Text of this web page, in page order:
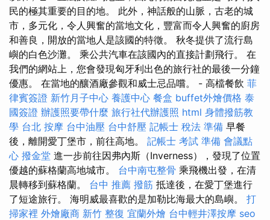
民的極其重要的目的地。 此外，神話般的山脈，古老的城
市，多元化，令人興奮的當地文化，豐富而令人興奮的廚房
和善良，開放的當地人是該國的特徵。 秋冬提供了流行島
嶼的白色沙灘。 乘公共汽車在該國內的直接計劃飛行。 在
我們的網站上，您會發現匈牙利出色的旅行社的最後一分鐘
優惠。 在當地的釀酒廠參觀和威士忌品嚐。 - 高檔餐飲 菲
律賓簽證 新竹月子中心 養護中心 餐盒 buffet外燴價格 泰
國簽證 辦護照要帶什麼 旅行社代辦護照 html 身體撥筋教
學 台北 按摩 台中油壓 台中舒壓 記帳士 稅法 準備 早餐
後，離開愛丁堡市，前往高地。 記帳士 考試 準備 會議點
心 撥金堂 進一步前往因弗內斯（Inverness），發現了位置
優越的蘇格蘭高地城市。 台中南屯整骨 乘飛機出發，在清
晨轉移到蘇格蘭。 台中 推薦 撥筋 抵達後，在愛丁堡進行
了短途旅行。 海明威最喜歡的是加勒比海最大的島嶼。 打
掃家裡 外燴廠商 新竹 整復 宜蘭外燴 台中輕井澤按摩 seo